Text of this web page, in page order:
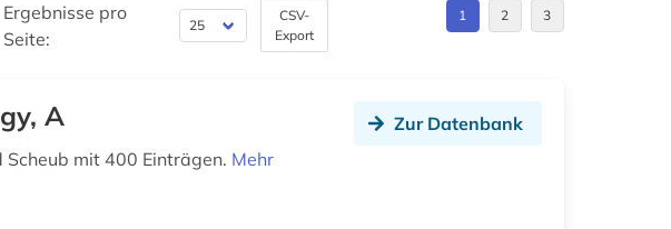
Ergebnisse pro
Seite:
CSV-
Export
1 2 3
A
mit 400 Einträgen. Mehr
Zur Datenbank